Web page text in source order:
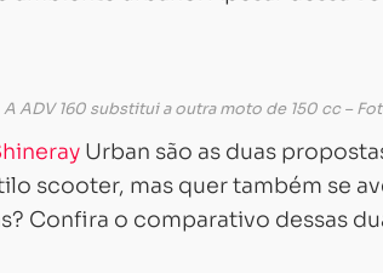
A ADV 160 substitui a outra moto de 150 cc –
Urban são as duas
scooter, mas quer também se
Confira o comparativo dessas